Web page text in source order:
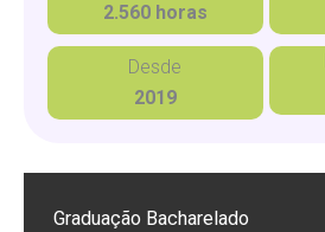
2.560 horas
Desde
2019
Graduação Bacharelado